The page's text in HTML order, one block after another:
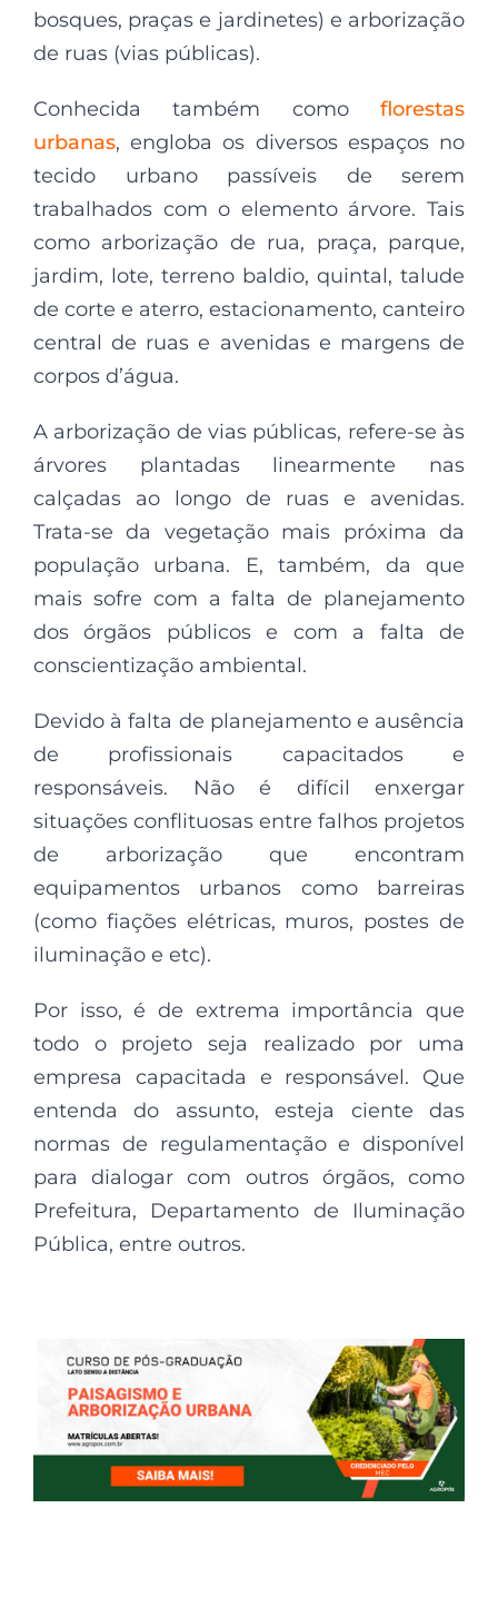
bosques, praças e jardinetes) e arborização
de ruas (vias públicas).
Conhecida também como florestas
urbanas, engloba os diversos espaços no
tecido urbano passíveis de serem
trabalhados com o elemento árvore. Tais
como arborização de rua, praça, parque,
jardim, lote, terreno baldio, quintal, talude
de corte e aterro, estacionamento, canteiro
central de ruas e avenidas e margens de
corpos d’água.
A arborização de vias públicas, refere-se às
árvores plantadas linearmente nas
calçadas ao longo de ruas e avenidas.
Trata-se da vegetação mais próxima da
população urbana. E, também, da que
mais sofre com a falta de planejamento
dos órgãos públicos e com a falta de
conscientização ambiental.
Devido à falta de planejamento e ausência
de profissionais capacitados e
responsáveis. Não é difícil enxergar
situações conflituosas entre falhos projetos
de arborização que encontram
equipamentos urbanos como barreiras
(como fiações elétricas, muros, postes de
iluminação e etc).
Por isso, é de extrema importância que
todo o projeto seja realizado por uma
empresa capacitada e responsável. Que
entenda do assunto, esteja ciente das
normas de regulamentação e disponível
para dialogar com outros órgãos, como
Prefeitura, Departamento de Iluminação
Pública, entre outros.